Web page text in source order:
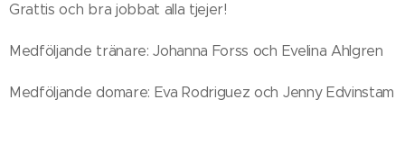
Grattis och bra jobbat alla tjejer!
Medföljande tränare: Johanna Forss och Evelina Ahlgren
Medföljande domare: Eva Rodriguez och Jenny Edvinstam